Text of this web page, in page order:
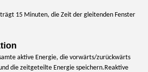
15 Minuten, die Zeit der gleitenden Fenster
aktive Energie, die vorwärts/zurückwärts
die zeitgeteilte Energie speichern.Reaktive